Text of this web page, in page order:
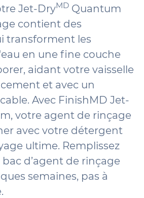
Jet-DryMD Quantum
contient des
transforment les
en une fine couche
aidant votre vaisselle
et avec un
Avec FinishMD Jet-
votre agent de rinçage
avec votre détergent
ultime. Remplissez
d’agent de rinçage
semaines, pas à